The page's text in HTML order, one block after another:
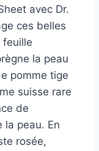
avec Dr.
ces belles
feuille
la peau
pomme tige
suisse rare
de
la peau. En
rosée,